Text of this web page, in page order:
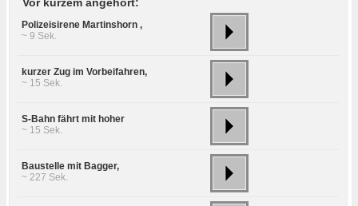
Polizeisirene Martinshorn ,
~ 9 Sek.
kurzer Zug im Vorbeifahren,
~ 15 Sek.
S-Bahn fährt mit hoher
~ 15 Sek.
Baustelle mit Bagger,
~ 227 Sek.